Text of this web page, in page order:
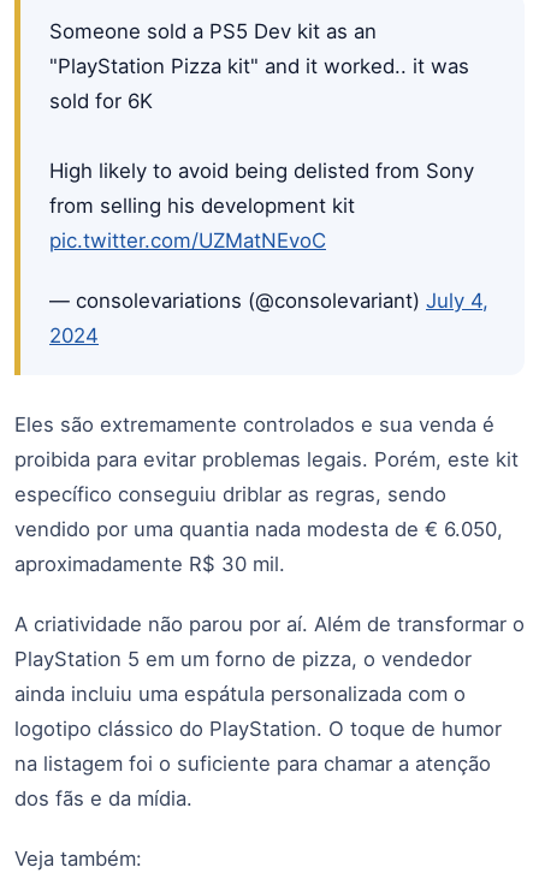
Someone sold a PS5 Dev kit as an
"PlayStation Pizza kit" and it worked.. it was
sold for 6K
High likely to avoid being delisted from Sony
from selling his development kit
pic.twitter.com/UZMatNEvoC
— consolevariations (@consolevariant) July 4,
2024
Eles são extremamente controlados e sua venda é
proibida para evitar problemas legais. Porém, este kit
específico conseguiu driblar as regras, sendo
vendido por uma quantia nada modesta de € 6.050,
aproximadamente R$ 30 mil.
A criatividade não parou por aí. Além de transformar o
PlayStation 5 em um forno de pizza, o vendedor
ainda incluiu uma espátula personalizada com o
logotipo clássico do PlayStation. O toque de humor
na listagem foi o suficiente para chamar a atenção
dos fãs e da mídia.
Veja também: